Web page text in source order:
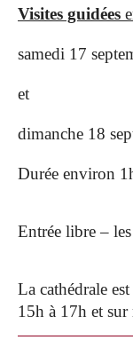
Visites guidées
samedi 17
et
dimanche 18
Durée environ
Entrée libre –
La cathédrale
15h à 17h et